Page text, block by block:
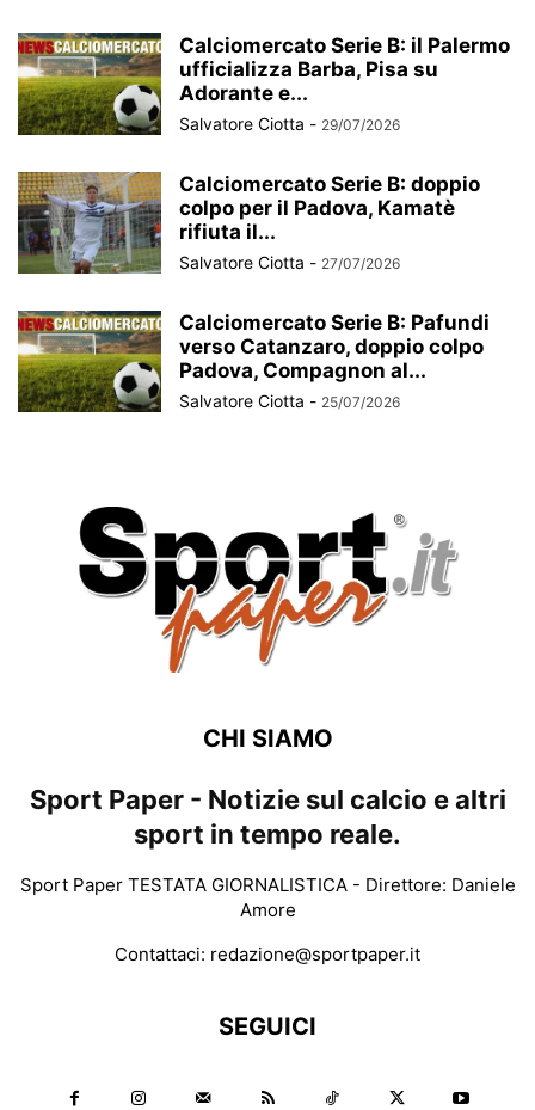
Calciomercato Serie B: il Palermo
ufficializza Barba, Pisa su
Adorante e...
Salvatore Ciotta - 29/07/2026
Calciomercato Serie B: doppio
colpo per il Padova, Kamatè
rifiuta il...
Salvatore Ciotta - 27/07/2026
Calciomercato Serie B: Pafundi
verso Catanzaro, doppio colpo
Padova, Compagnon al...
Salvatore Ciotta - 25/07/2026
CHI SIAMO
Sport Paper - Notizie sul calcio e altri
sport in tempo reale.
Sport Paper TESTATA GIORNALISTICA - Direttore: Daniele
Amore
Contattaci: redazione@sportpaper.it
SEGUICI